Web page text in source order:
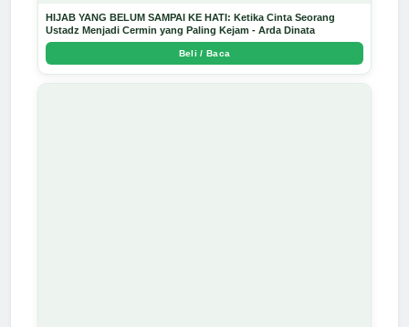
HIJAB YANG BELUM SAMPAI KE HATI: Ketika Cinta Seorang
Ustadz Menjadi Cermin yang Paling Kejam - Arda Dinata
Beli / Baca